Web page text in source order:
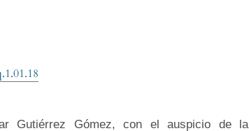
Gutiérrez Gómez, con el auspicio de la